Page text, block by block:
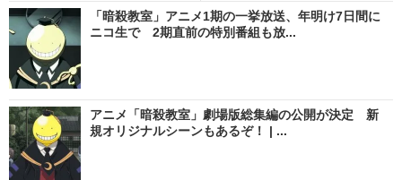
「暗殺教室」アニメ1期の一挙放送、年明け7日間に
ニコ生で 2期直前の特別番組も放...
アニメ「暗殺教室」劇場版総集編の公開が決定 新
規オリジナルシーンもあるぞ！ | ...